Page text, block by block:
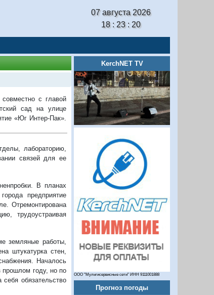
07 августа 2026
18 : 23 : 21
с главой
сад на улице
«Юг Интер-Пак».
лабораторию,
связей для ее
В планах
предприятие
Отремонтирована
трудоустраивая
земляные работы,
штукатурка стен,
Началось
прошлом году, но по
обязательство
KerchNET TV
ООО "Мультисервисные сети" ИНН 9111001888
Прогноз погоды